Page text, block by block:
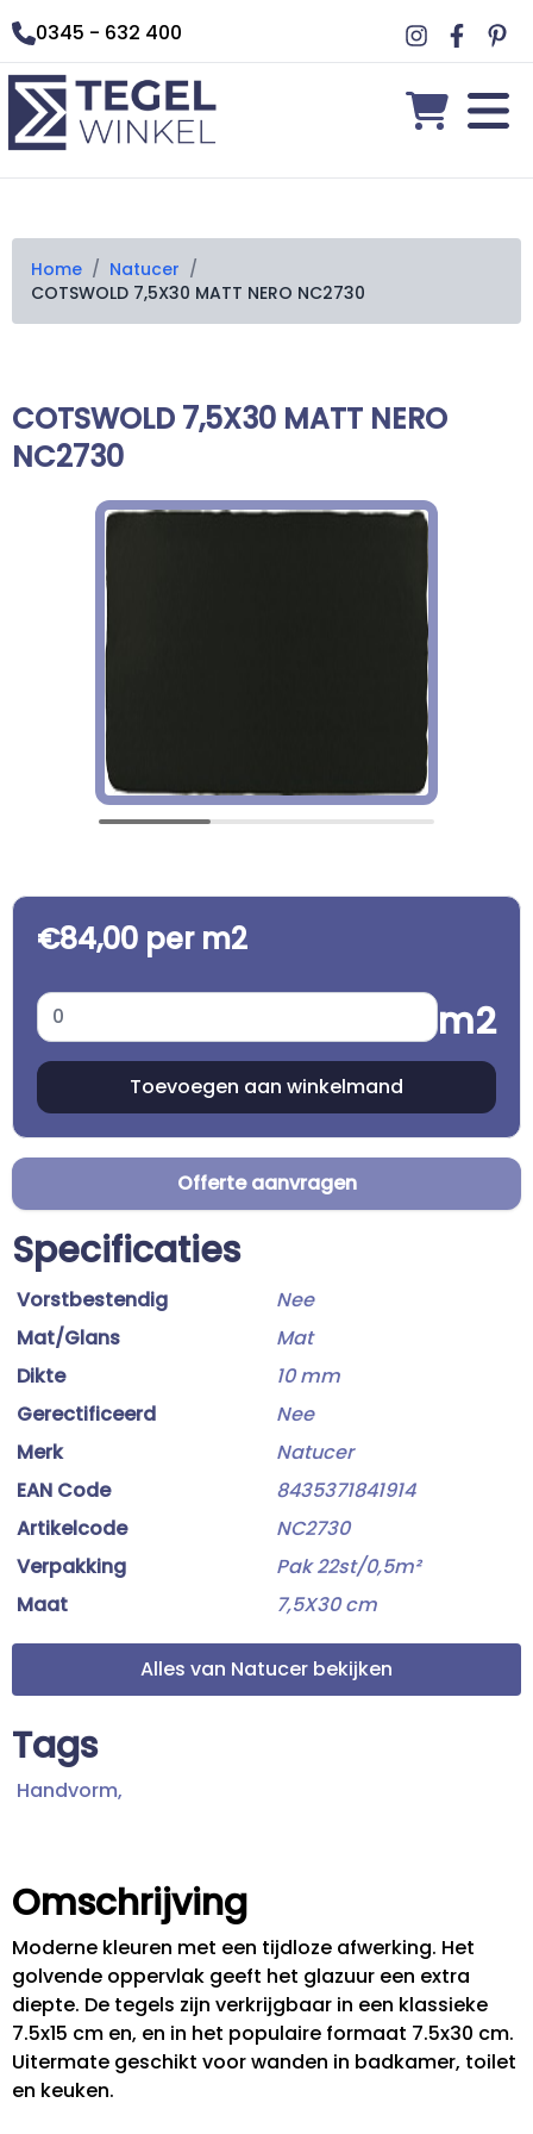
0345 - 632 400
Home / Natucer /
COTSWOLD 7,5X30 MATT NERO NC2730
COTSWOLD 7,5X30 MATT NERO
NC2730
€84,00 per m2
m2
Offerte aanvragen
Specificaties
Vorstbestendig
Nee
Mat/Glans
Mat
Dikte
10 mm
Gerectificeerd
Nee
Merk
Natucer
EAN Code
8435371841914
Artikelcode
NC2730
Verpakking
Pak 22st/0,5m²
Maat
7,5X30 cm
Alles van Natucer bekijken
Tags
Handvorm,
Omschrijving
Moderne kleuren met een tijdloze afwerking. Het
golvende oppervlak geeft het glazuur een extra
diepte. De tegels zijn verkrijgbaar in een klassieke
7.5x15 cm en, en in het populaire formaat 7.5x30 cm.
Uitermate geschikt voor wanden in badkamer, toilet
en keuken.